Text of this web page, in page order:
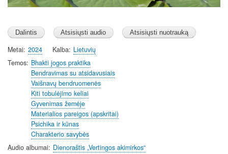
Metai 2024 Kalba Lietuvių
Temos Bhakti jogos praktika
Bendravimas su atsidavusiais
Vaišnavų bendruomenės
Kiti tobulėjimo keliai
Gyvenimas žemėje
Materialios pareigos (apskritai)
Psichika ir kūnas
Charakterio savybės
Audio albumai
Dienoraštis „Vertingos akimirkos“